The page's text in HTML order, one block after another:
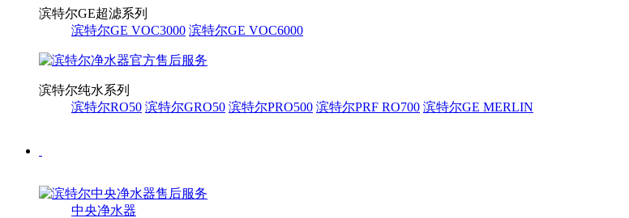
滨特尔GE超滤系列
滨特尔GE VOC3000 滨特尔GE VOC6000
滨特尔纯水系列
滨特尔RO50 滨特尔GRO50 滨特尔PRO500 滨特尔PRF RO700 滨特尔GE MERLIN
中央净水器